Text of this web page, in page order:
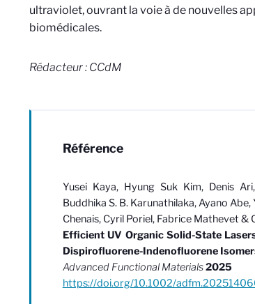
ultraviolet, ouvrant la voie à de nouvelles
biomédicales.
Rédacteur : CCdM
Référence
Yusei Kaya, Hyung Suk Kim, Denis
Buddhika S. B. Karunathilaka, Ayano
Chenais, Cyril Poriel, Fabrice Mathevet &
Efficient UV Organic Solid-State
Dispirofluorene-Indenofluorene
Advanced Functional Materials2025
https://doi.org/10.1002/